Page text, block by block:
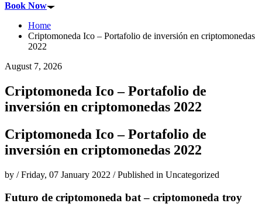
Book Now
Home
Criptomoneda Ico – Portafolio de inversión en criptomonedas
2022
August 7, 2026
Criptomoneda Ico – Portafolio de
inversión en criptomonedas 2022
Criptomoneda Ico – Portafolio de
inversión en criptomonedas 2022
by /Friday, 07 January 2022 /Published in Uncategorized
Futuro de criptomoneda bat – criptomoneda troy